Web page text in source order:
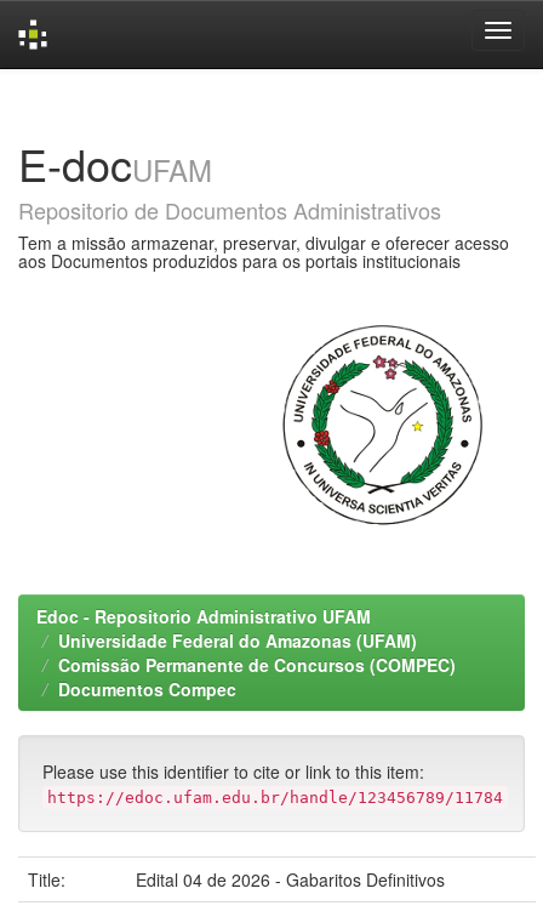
E-docUFAM
Repositorio de Documentos Administrativos
Tem a missão armazenar, preservar, divulgar e oferecer acesso
aos Documentos produzidos para os portais institucionais
Edoc - Repositorio Administrativo UFAM
Universidade Federal do Amazonas (UFAM)
Comissão Permanente de Concursos (COMPEC)
Documentos Compec
Please use this identifier to cite or link to this item:
https://edoc.ufam.edu.br/handle/123456789/11784
Title:
Edital 04 de 2026 - Gabaritos Definitivos